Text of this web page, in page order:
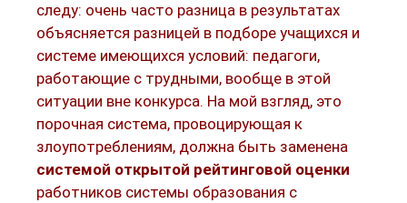
следу: очень часто разница в результатах
объясняется разницей в подборе учащихся и
системе имеющихся условий: педагоги,
работающие с трудными, вообще в этой
ситуации вне конкурса. На мой взгляд, это
порочная система, провоцирующая к
злоупотреблениям, должна быть заменена
системой открытой рейтинговой оценки
работников системы образования с